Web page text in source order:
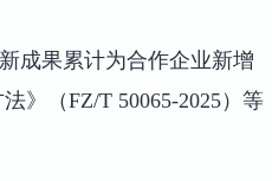
成果累计为合作企业新增
》（FZ/T 50065-2025）等